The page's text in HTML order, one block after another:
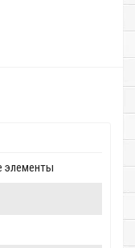
элементы